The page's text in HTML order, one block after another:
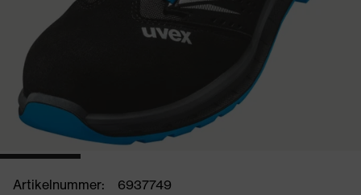
Artikelnummer:
6937749